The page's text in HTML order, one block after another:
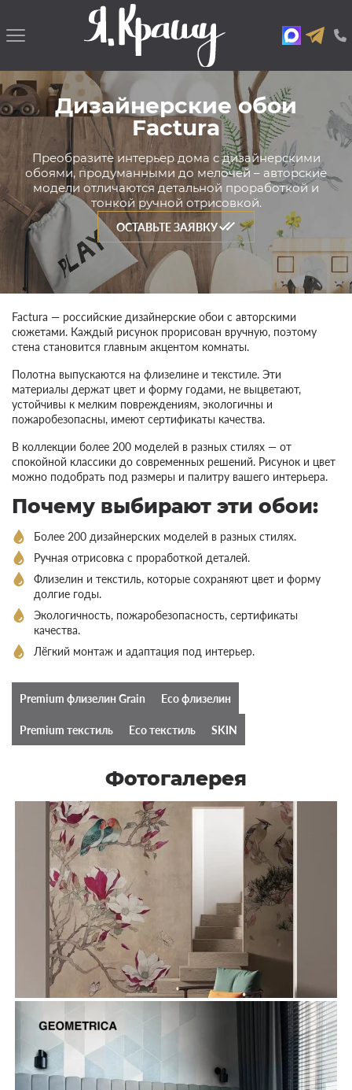
Дизайнерские обои
Factura
Преобразите интерьер дома с дизайнерскими
обоями, продуманными до мелочей – авторские
модели отличаются детальной проработкой и
тонкой ручной отрисовкой.
ОСТАВЬТЕ ЗАЯВКУ
Factura — российские дизайнерские обои с авторскими
сюжетами. Каждый рисунок прорисован вручную, поэтому
стена становится главным акцентом комнаты.
Полотна выпускаются на флизелине и текстиле. Эти
материалы держат цвет и форму годами, не выцветают,
устойчивы к мелким повреждениям, экологичны и
пожаробезопасны, имеют сертификаты качества.
В коллекции более 200 моделей в разных стилях — от
спокойной классики до современных решений. Рисунок и цвет
можно подобрать под размеры и палитру вашего интерьера.
Почему выбирают эти обои:
Более 200 дизайнерских моделей в разных стилях.
Ручная отрисовка с проработкой деталей.
Флизелин и текстиль, которые сохраняют цвет и форму
долгие годы.
Экологичность, пожаробезопасность, сертификаты
качества.
Лёгкий монтаж и адаптация под интерьер.
Premium флизелин Grain Eco флизелин
Premium текстиль Eco текстиль SKIN
Фотогалерея